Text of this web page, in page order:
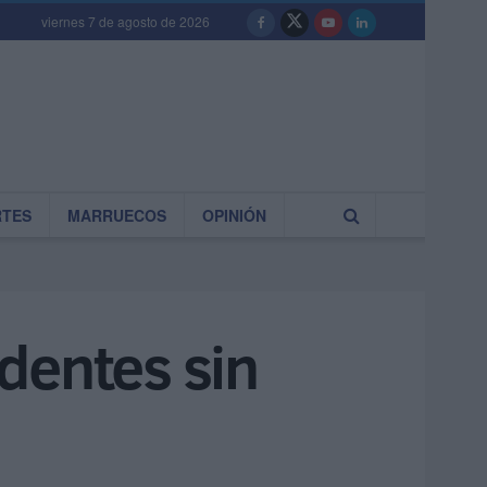
viernes 7 de agosto de 2026
MARRUECOS OPINIÓN
sin